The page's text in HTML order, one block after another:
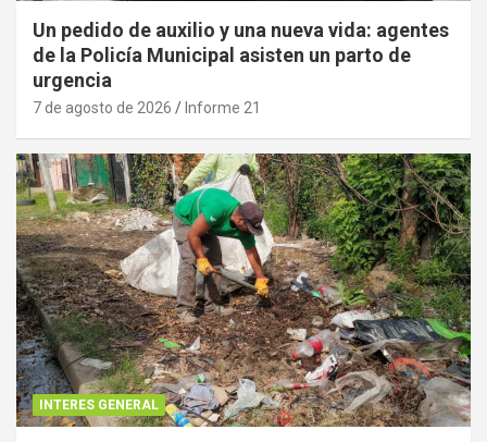
Un pedido de auxilio y una nueva vida: agentes
de la Policía Municipal asisten un parto de
urgencia
7 de agosto de 2026 Informe 21
INTERES GENERAL